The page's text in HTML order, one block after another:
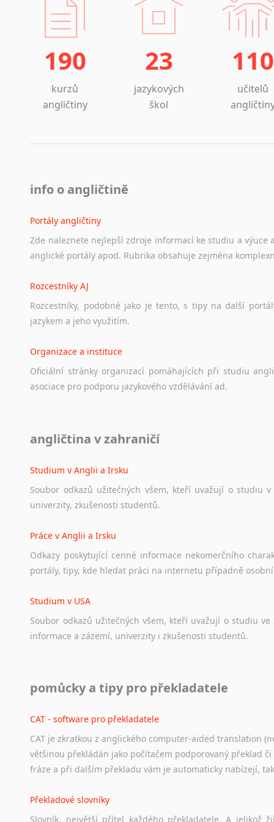
190
kurzů
angličtiny
23
jazykových
škol
110
učitelů
info o angličtině
Portály angličtiny
Zde naleznete nejlepší zdroje informací ke studiu a výuce
anglické portály apod. Rubrika obsahuje zejména
Rozcestníky AJ
Rozcestníky, podobné jako je tento, s tipy na další
jazykem a jeho využitím.
Organizace a instituce
Oficiální stránky organizací pomáhajících při studiu
asociace pro podporu jazykového vzdělávání ad.
Ať už se jedná o česká diskusní
angličtina v zahraničí
Studium v Anglii a Irsku
Soubor odkazů užitečných všem, kteří uvažují o studiu v
univerzity, zkušenosti studentů.
Práce v Anglii a Irsku
Odkazy poskytující cenné informace nekomerčního
portály, tipy, kde hledat práci na internetu případně osobní
Studium v USA
Soubor odkazů užitečných všem, kteří uvažují o studiu ve
informace a zázemí, univerzity i zkušenosti studentů.
Odkazy poskytující cenné informace nekomerčního
Studium v Austrálii
Soubor odkazů užitečných všem, kteří uvažují o studiu v
a zázemí, australské univerzity a samozřejmě i osobní
Práce v Austrálii
pomůcky a tipy pro překladatele
CAT - software pro překladatele
CAT je zkratkou z anglického computer-aided translation
většinou překládán jako počítačem podporovaný překlad
fráze a při dalším překladu vám je automaticky nabízejí,
Překladové slovníky
Slovník, největší přítel každého překladatele. A jelikož